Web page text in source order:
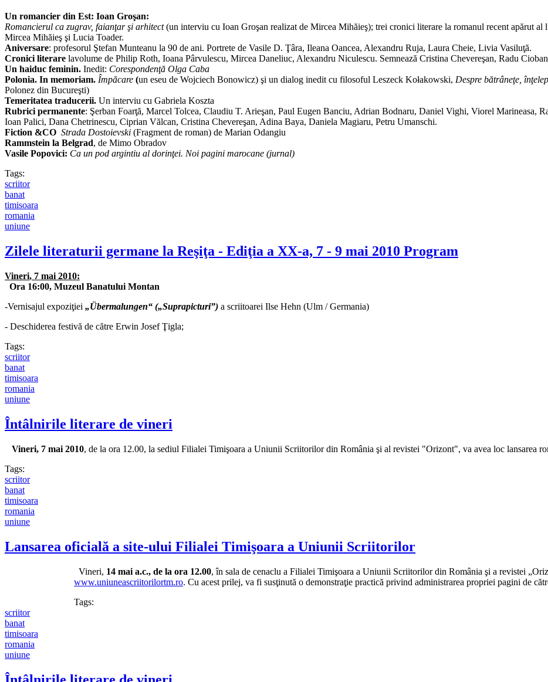
Un romancier din Est: Ioan Groşan:
Romancierul ca zugrav, faianţar şi arhitect(un interviu cu Ioan Groşan realizat de Mircea Mihăieş); trei cronici literare la romanul recent apărut al
Mircea Mihăieş şi Lucia Toader.
Aniversare: profesorul Ştefan Munteanu la 90 de ani. Portrete de Vasile D. Ţâra, Ileana Oancea, Alexandru Ruja, Laura Cheie, Livia Vasiluţă.
Cronici literare lavolume de Philip Roth, Ioana Pârvulescu, Mircea Daneliuc, Alexandru Niculescu. Semnează Cristina Chevereşan, Radu
Un haiduc feminin. Inedit: Corespondenţă Olga Caba
Polonia. In memoriam. Împăcare (un eseu de Wojciech Bonowicz) şi un dialog inedit cu filosoful Leszeck Kołakowski, Despre bătrâneţe,
Polonez din Bucureşti)
Temeritatea traducerii. Un interviu cu Gabriela Koszta
Rubrici permanente: Şerban Foarţă, Marcel Tolcea, Claudiu T. Arieşan, Paul Eugen Banciu, Adrian Bodnaru, Daniel Vighi, Viorel Marineasa,
Ioan Palici, Dana Chetrinescu, Ciprian Vălcan, Cristina Chevereşan, Adina Baya, Daniela Magiaru, Petru Umanschi.
Fiction &CO Strada Dostoievski (Fragment de roman) de Marian Odangiu
Rammstein la Belgrad, de Mimo Obradov
Vasile Popovici: Ca un pod argintiu al dorinţei. Noi pagini marocane (jurnal)
Tags:
scriitor
banat
timisoara
romania
uniune
Zilele literaturii germane la Reşiţa - Ediţia a XX-a, 7 - 9 mai 2010 Program
Vineri, 7 mai 2010:
Ora 16:00, Muzeul Banatului Montan
-Vernisajul expoziţiei „Übermalungen“ („Suprapicturi”) a scriitoarei Ilse Hehn (Ulm / Germania)
- Deschiderea festivă de către Erwin Josef Ţigla;
Tags:
scriitor
banat
timisoara
romania
uniune
Întâlnirile literare de vineri
Vineri, 7 mai 2010, de la ora 12.00, la sediul Filialei Timişoara a Uniunii Scriitorilor din România şi al revistei "Orizont", va avea loc lansarea
Tags:
scriitor
banat
timisoara
romania
uniune
Lansarea oficială a site-ului Filialei Timişoara a Uniunii Scriitorilor
Vineri, 14 mai a.c., de la ora 12.00, în sala de cenaclu a Filialei Timişoara a Uniunii Scriitorilor din România şi a revistei
www.uniuneascriitorilortm.ro. Cu acest prilej, va fi susţinută o demonstraţie practică privind administrarea propriei pagini de
Tags:
scriitor
banat
timisoara
romania
uniune